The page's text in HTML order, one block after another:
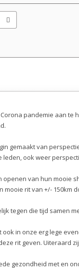
pandemie aan te
gemaakt van
ook weer
openen van hun mooie
rit van +/- 150km
tegen die tijd samen
in onze erg lege
rit geven. Uiteraard
gezondheid met en